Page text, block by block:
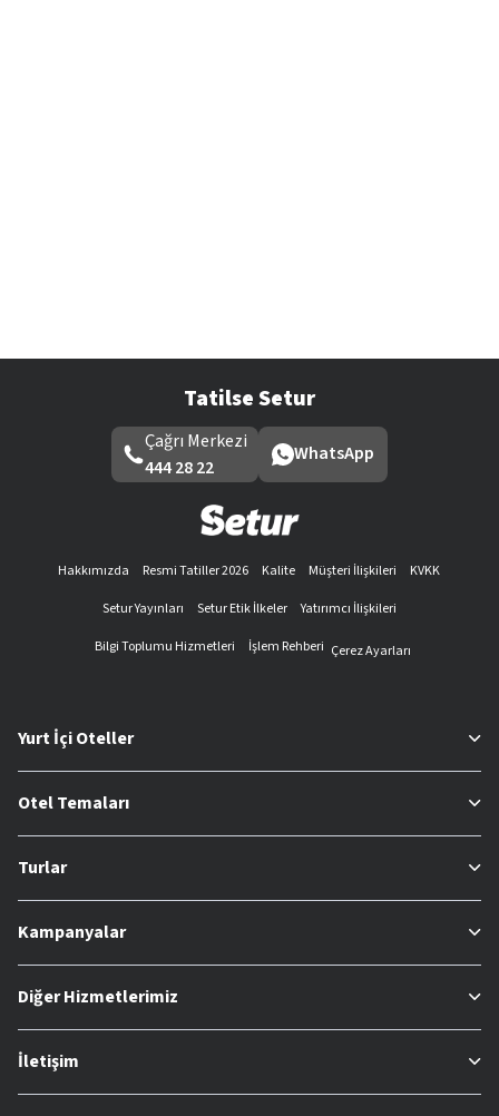
Tatilse Setur
Çağrı Merkezi
444 28 22
WhatsApp
Hakkımızda Resmi Tatiller 2026 Kalite Müşteri İlişkileri
KVKK
Setur Yayınları
Setur Etik İlkeler
Yatırımcı İlişkileri
Bilgi Toplumu Hizmetleri
İşlem Rehberi Çerez Ayarları
Yurt İçi Oteller
Otel Temaları
Turlar
Kampanyalar
Diğer Hizmetlerimiz
İletişim